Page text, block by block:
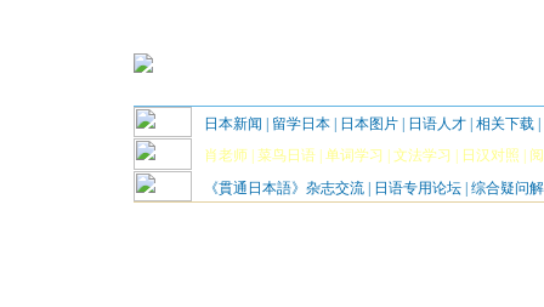
日本新闻 留学日本 日本图片 日语人才 相关下载
肖老师 菜鸟日语 单词学习 文法学习 日汉对照
《貫通日本語》杂志交流
日语专用论坛 综合疑问